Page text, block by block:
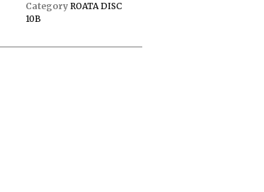
Category ROATA DISC
10B